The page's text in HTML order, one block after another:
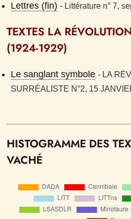
Lettres (fin) - Littérature n° 7,
TEXTES LA
(1924-1929)
Le sanglant symbole - LA
SURRÉALISTE N°2, 15
HISTOGRAMME DES
VACHÉ